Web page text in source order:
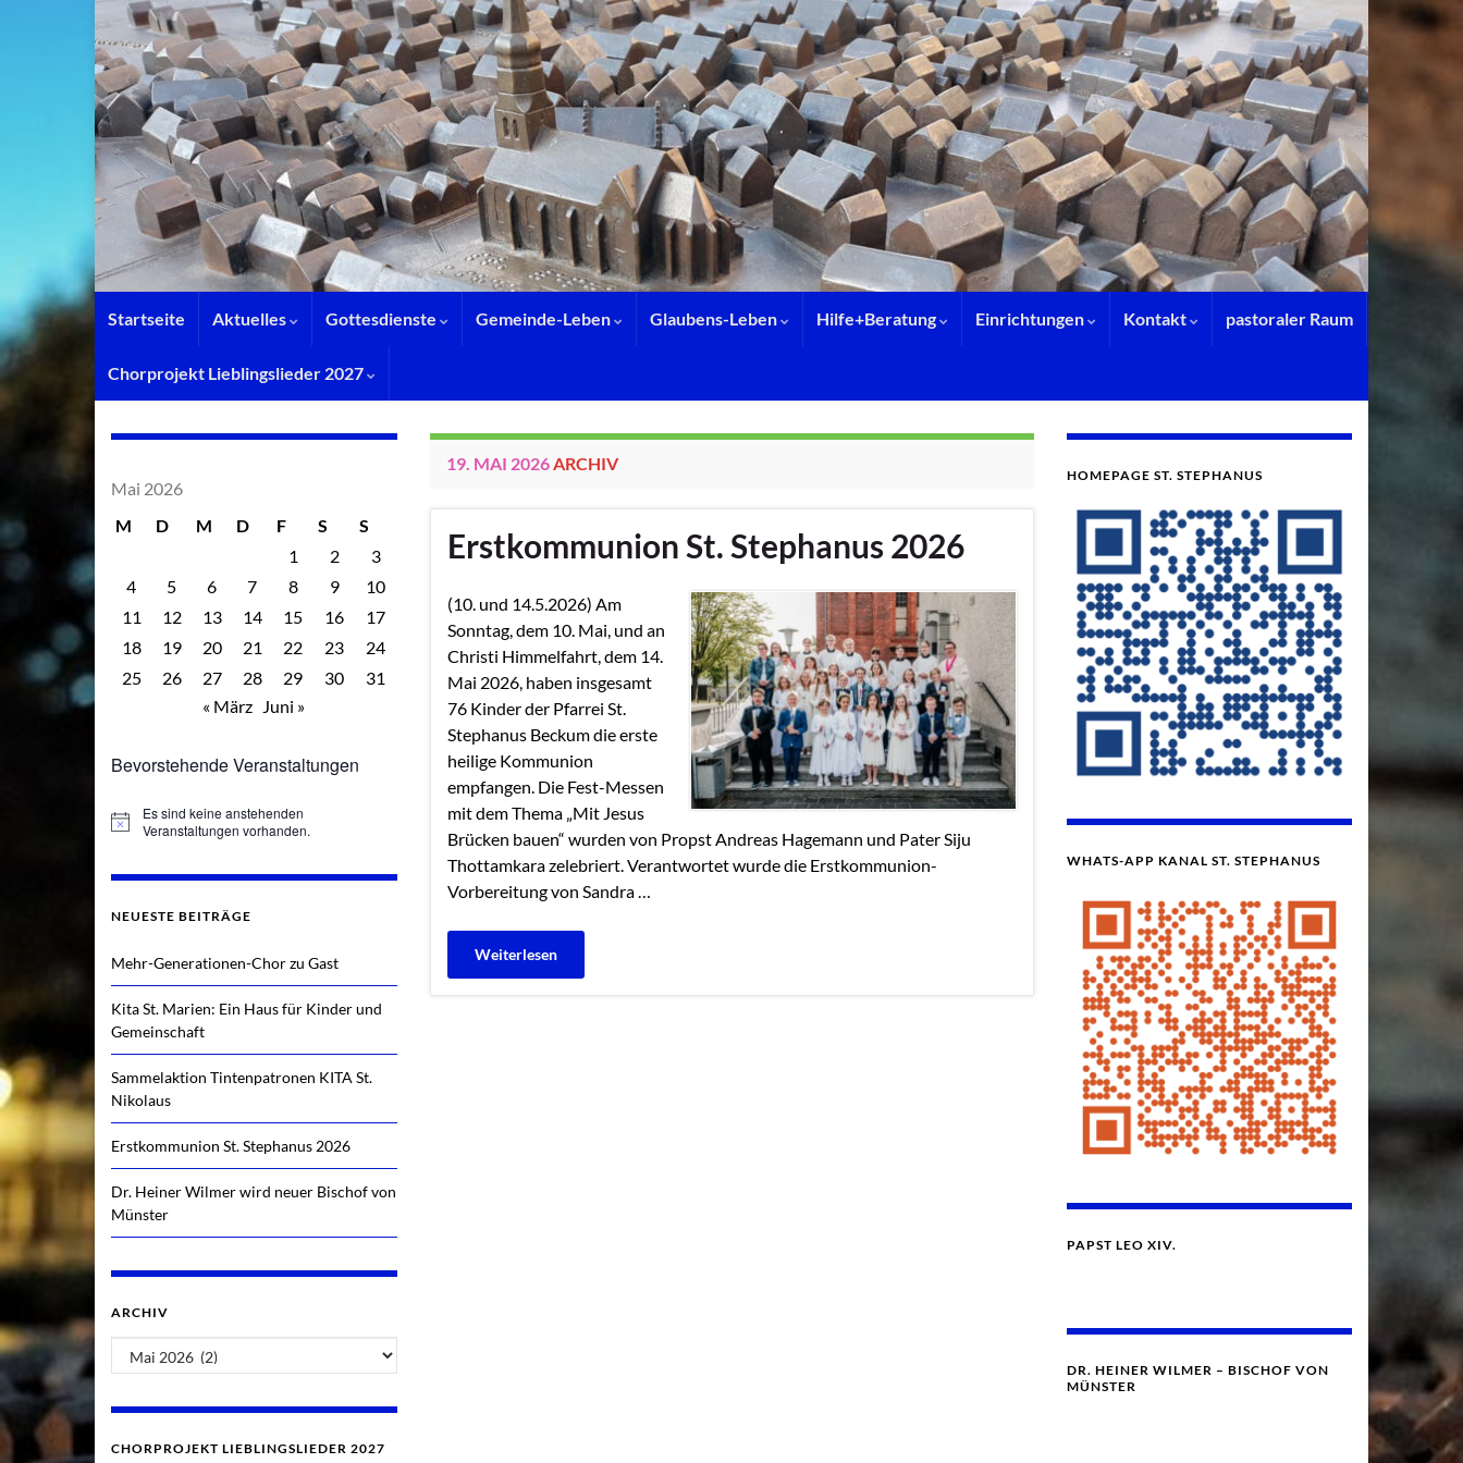
Startseite Aktuelles Gottesdienste Gemeinde-Leben Glaubens-Leben Hilfe+Beratung Einrichtungen Kontakt pastoraler Raum
Chorprojekt Lieblingslieder 2027
19. MAI 2026ARCHIV
Erstkommunion St. Stephanus 2026
(10. und 14.5.2026) Am
Sonntag, dem 10. Mai, und an
Christi Himmelfahrt, dem 14.
Mai 2026, haben insgesamt
76 Kinder der Pfarrei St.
Stephanus Beckum die erste
heilige Kommunion
empfangen. Die Fest-Messen
mit dem Thema „Mit Jesus
Brücken bauen“ wurden von Propst Andreas Hagemann und Pater Siju
Thottamkara zelebriert. Verantwortet wurde die Erstkommunion-
Vorbereitung von Sandra …
Weiterlesen
Mai 2026
M
D M D F S
S
1
2
3
4
5 6 7 8 9
10
11
12 13 14 15 16
17
18
19 20 21 22 23
24
25
26 27 28 29 30
31
« März Juni »
Bevorstehende Veranstaltungen
Hinweis
Es sind keine anstehenden
Veranstaltungen vorhanden.
NEUESTE BEITRÄGE
Mehr-Generationen-Chor zu Gast
Kita St. Marien: Ein Haus für Kinder und
Gemeinschaft
Sammelaktion Tintenpatronen KITA St.
Nikolaus
Erstkommunion St. Stephanus 2026
Dr. Heiner Wilmer wird neuer Bischof von
Münster
ARCHIV
Archiv
CHORPROJEKT LIEBLINGSLIEDER 2027
HOMEPAGE ST. STEPHANUS
WHATS-APP KANAL ST. STEPHANUS
PAPST LEO XIV.
DR. HEINER WILMER – BISCHOF VON
MÜNSTER